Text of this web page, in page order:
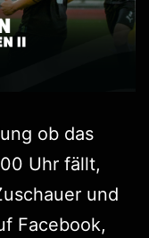
ob das
Uhr fällt,
und
Facebook,